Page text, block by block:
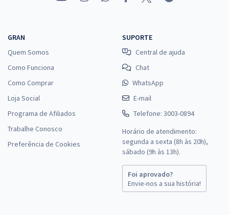
GRAN
Quem Somos
Como Funciona
Como Comprar
Loja Social
Programa de Afiliados
Trabalhe Conosco
Preferência de Cookies
SUPORTE
Central de ajuda
Chat
WhatsApp
E-mail
Telefone: 3003-0894
Horário de atendimento:
segunda a sexta (8h às 20h),
sábado (9h às 13h).
Foi aprovado?
Envie-nos a sua história!